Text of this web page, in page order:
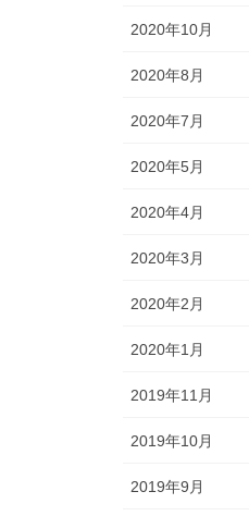
2020年10月
2020年8月
2020年7月
2020年5月
2020年4月
2020年3月
2020年2月
2020年1月
2019年11月
2019年10月
2019年9月